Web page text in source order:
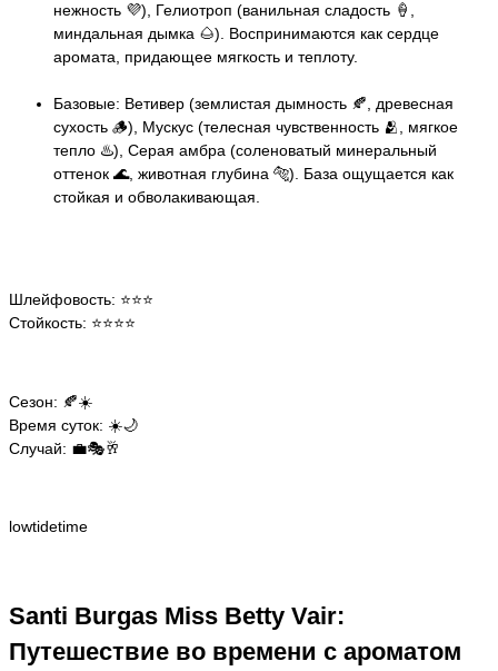
нежность 💜), Гелиотроп (ванильная сладость 🍦,
миндальная дымка 🌰). Воспринимаются как сердце
аромата, придающее мягкость и теплоту.
Базовые: Ветивер (землистая дымность 🍂, древесная
сухость 🪵), Мускус (телесная чувственность 🫂, мягкое
тепло ♨️), Серая амбра (соленоватый минеральный
оттенок 🌊, животная глубина 🐅). База ощущается как
стойкая и обволакивающая.
Шлейфовость: ⭐️⭐️⭐️
Стойкость: ⭐️⭐️⭐️⭐️
Сезон: 🍂☀️
Время суток: ☀️🌙
Случай: 💼🎭🥂
lowtidetime
Santi Burgas Miss Betty Vair:
Путешествие во времени с ароматом